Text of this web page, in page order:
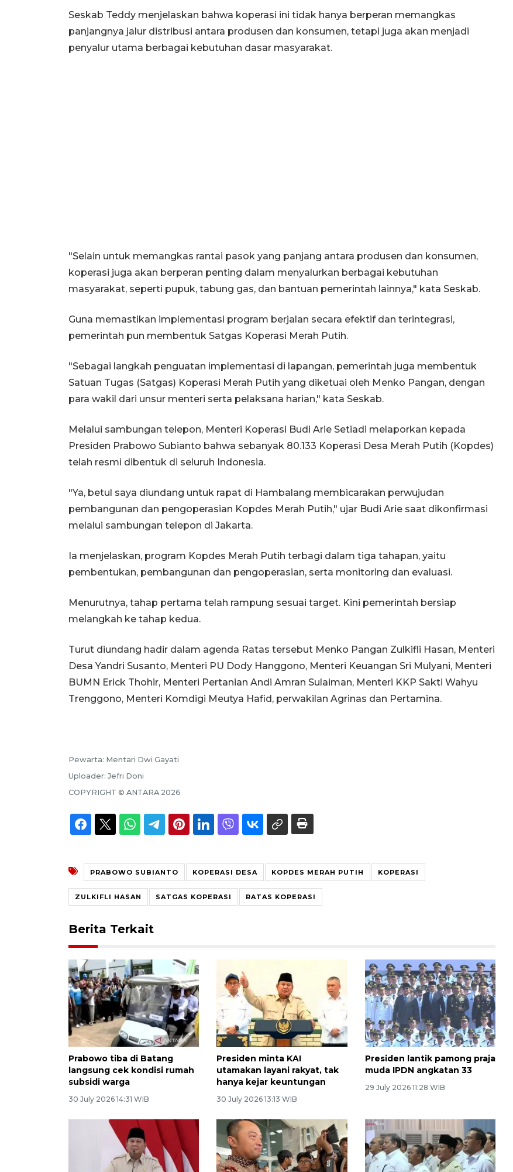
Seskab Teddy menjelaskan bahwa koperasi ini tidak hanya berperan memangkas
panjangnya jalur distribusi antara produsen dan konsumen, tetapi juga akan menjadi
penyalur utama berbagai kebutuhan dasar masyarakat.
"Selain untuk memangkas rantai pasok yang panjang antara produsen dan konsumen,
koperasi juga akan berperan penting dalam menyalurkan berbagai kebutuhan
masyarakat, seperti pupuk, tabung gas, dan bantuan pemerintah lainnya," kata Seskab.
Guna memastikan implementasi program berjalan secara efektif dan terintegrasi,
pemerintah pun membentuk Satgas Koperasi Merah Putih.
"Sebagai langkah penguatan implementasi di lapangan, pemerintah juga membentuk
Satuan Tugas (Satgas) Koperasi Merah Putih yang diketuai oleh Menko Pangan, dengan
para wakil dari unsur menteri serta pelaksana harian," kata Seskab.
Melalui sambungan telepon, Menteri Koperasi Budi Arie Setiadi melaporkan kepada
Presiden Prabowo Subianto bahwa sebanyak 80.133 Koperasi Desa Merah Putih (Kopdes)
telah resmi dibentuk di seluruh Indonesia.
"Ya, betul saya diundang untuk rapat di Hambalang membicarakan perwujudan
pembangunan dan pengoperasian Kopdes Merah Putih," ujar Budi Arie saat dikonfirmasi
melalui sambungan telepon di Jakarta.
Ia menjelaskan, program Kopdes Merah Putih terbagi dalam tiga tahapan, yaitu
pembentukan, pembangunan dan pengoperasian, serta monitoring dan evaluasi.
Menurutnya, tahap pertama telah rampung sesuai target. Kini pemerintah bersiap
melangkah ke tahap kedua.
Turut diundang hadir dalam agenda Ratas tersebut Menko Pangan Zulkifli Hasan, Menteri
Desa Yandri Susanto, Menteri PU Dody Hanggono, Menteri Keuangan Sri Mulyani, Menteri
BUMN Erick Thohir, Menteri Pertanian Andi Amran Sulaiman, Menteri KKP Sakti Wahyu
Trenggono, Menteri Komdigi Meutya Hafid, perwakilan Agrinas dan Pertamina.
Pewarta: Mentari Dwi Gayati
Uploader: Jefri Doni
COPYRIGHT © ANTARA 2026
PRABOWO SUBIANTO KOPERASI DESA KOPDES MERAH PUTIH KOPERASI
ZULKIFLI HASAN SATGAS KOPERASI RATAS KOPERASI
Berita Terkait
Prabowo tiba di Batang
langsung cek kondisi rumah
subsidi warga
30 July 2026 14:31 WIB
Presiden minta KAI
utamakan layani rakyat, tak
hanya kejar keuntungan
30 July 2026 13:13 WIB
Presiden lantik pamong praja
muda IPDN angkatan 33
29 July 2026 11:28 WIB
Penyelesaian pembentukan
Kopdes Merah Putih di
Sumbar